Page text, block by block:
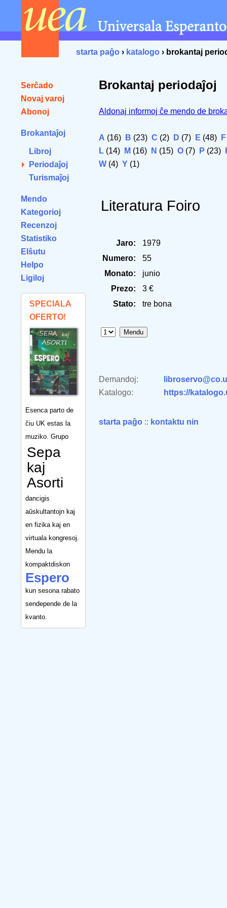
starta paĝo › katalogo › brokantaj
Serĉado
Novaj varoj
Abonoj
Brokantaĵoj
Libroj
Periodaĵoj
Turismaĵoj
Mendo
Kategorioj
Recenzoj
Statistiko
Elŝutu
Helpo
Ligiloj
SPECIALA
OFERTO!
Esenca parto de
ĉiu UK estas la
muziko. Grupo
Sepa
kaj
Asorti
dancigis
aŭskultantojn kaj
en fizika kaj en
virtuala kongresoj.
Mendu la
kompaktdiskon
Espero
kun sesona rabato
sendepende de la
kvanto.
Brokantaj periodaĵoj
Aldonaj informoj ĉe mendo de
A (16) B (23) C (2) D (7) E (48) F
L (14) M (16) N (15) O (7) P (23)
W (4) Y (1)
Literatura Foiro
Jaro:
1979
Numero:
55
Monato:
junio
Prezo:
3 €
Stato:
tre bona
Demandoj:
Katalogo:
https://
starta paĝo :: kontaktu nin